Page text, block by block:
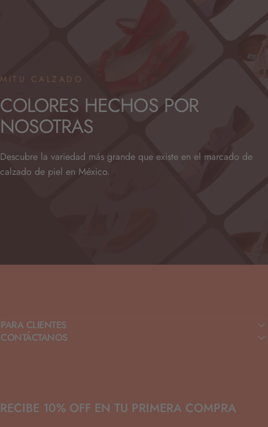
MITU CALZADO
COLORES HECHOS POR
NOSOTRAS
Descubre la variedad más grande que existe en el marcado de
calzado de piel en México.
PARA CLIENTES
CONTÁCTANOS
RECIBE 10% OFF EN TU PRIMERA COMPRA